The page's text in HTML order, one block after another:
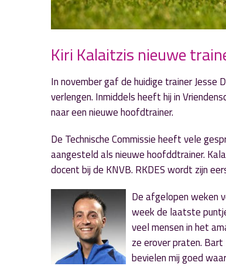
Kiri Kalaitzis nieuwe
In november gaf de huidige trainer Jesse
verlengen. Inmiddels heeft hij in
naar een nieuwe hoofdtrainer.
De Technische Commissie heeft vele
aangesteld als nieuwe hoofddtrainer.
docent bij de KNVB. RKDES wordt zijn
De afgelopen weken
week de laatste
veel mensen in het
ze erover praten.
bevielen mij goed